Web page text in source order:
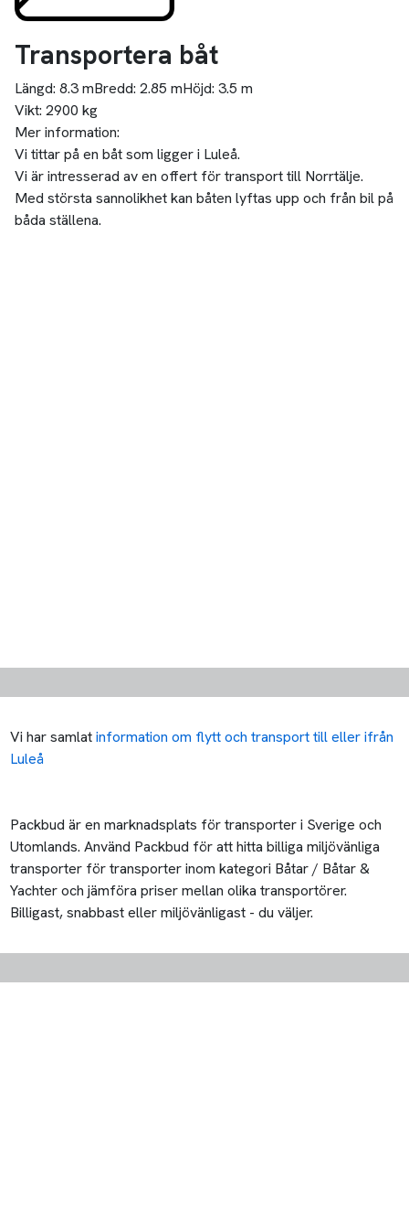
Transportera båt
Längd: 8.3 mBredd: 2.85 mHöjd: 3.5 m
Vikt: 2900 kg
Mer information:
Vi tittar på en båt som ligger i Luleå.
Vi är intresserad av en offert för transport till Norrtälje.
Med största sannolikhet kan båten lyftas upp och från bil på
båda ställena.
Vi har samlatinformation om flytt och transport till eller ifrån
Luleå
Packbud är en marknadsplats för transporter i Sverige och
Utomlands. Använd Packbud för att hitta billiga miljövänliga
transporter för transporter inom kategori Båtar / Båtar &
Yachter och jämföra priser mellan olika transportörer.
Billigast, snabbast eller miljövänligast - du väljer.